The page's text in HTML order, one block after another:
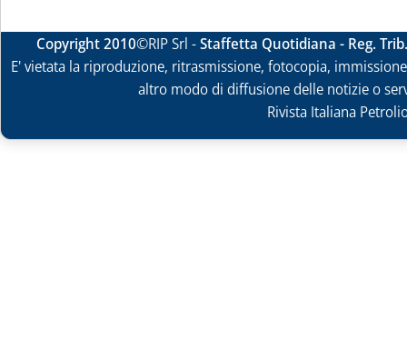
Copyright 2010©RIP Srl -Staffetta Quotidiana - Reg.
E' vietata la riproduzione, ritrasmissione, fotocopia,
altro modo di diffusione delle notizie o
Rivista Italiana